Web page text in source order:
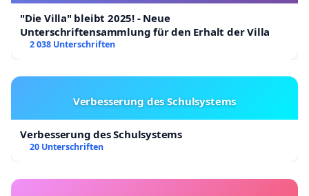
"Die Villa" bleibt 2025! - Neue
Unterschriftensammlung für den Erhalt der Villa
2 038 Unterschriften
Verbesserung des Schulsystems
Verbesserung des Schulsystems
20 Unterschriften